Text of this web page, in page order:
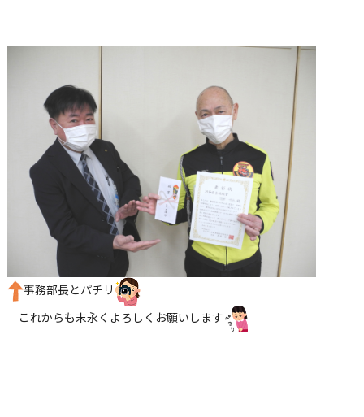
事務部長とパチリ
これからも末永くよろしくお願いします